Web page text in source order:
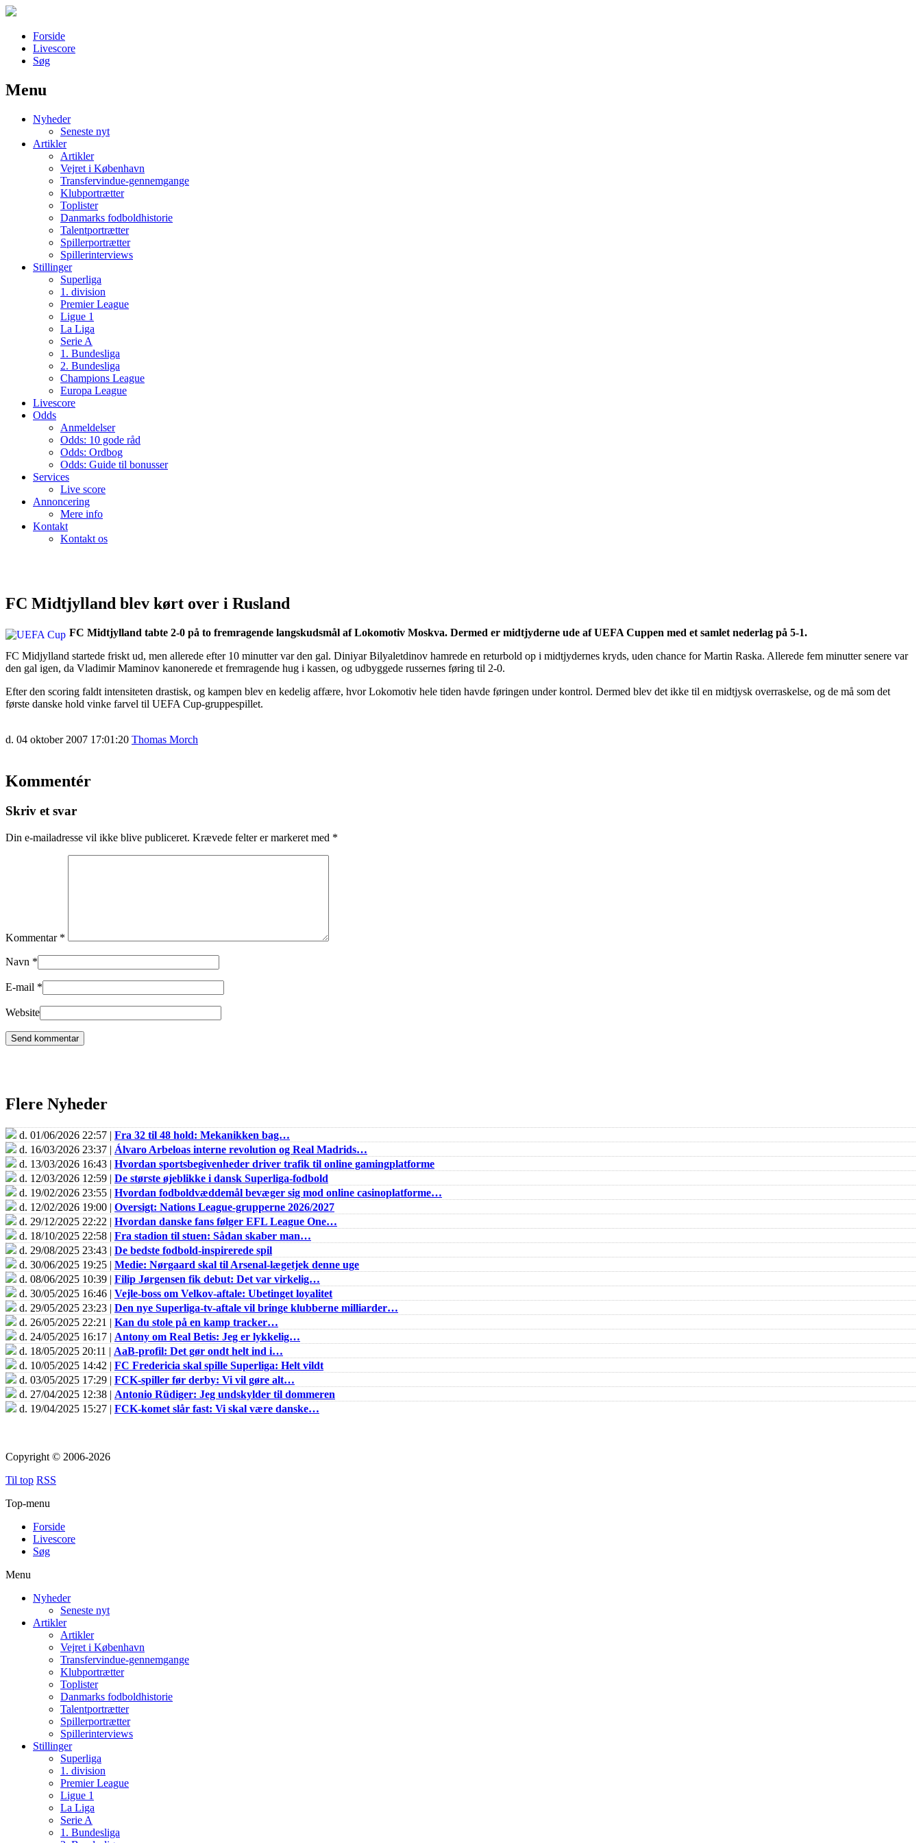
Forside
Livescore
Søg
Наши партнеры
лучшие займы
Menu
Nyheder
Seneste nyt
Artikler
Artikler
Vejret i København
Transfervindue-gennemgange
Klubportrætter
Toplister
Danmarks fodboldhistorie
Talentportrætter
Spillerportrætter
Spillerinterviews
Stillinger
Superliga
1. division
Premier League
Ligue 1
La Liga
Serie A
1. Bundesliga
2. Bundesliga
Champions League
Europa League
Livescore
Odds
Anmeldelser
Odds: 10 gode råd
Odds: Ordbog
Odds: Guide til bonusser
Services
Live score
Annoncering
Mere info
Kontakt
Kontakt os
FC Midtjylland blev kørt over i Rusland
FC Midtjylland tabte 2-0 på to fremragende langskudsmål af Lokomotiv Moskva. Dermed er midtjyderne ude af UEFA Cuppen med et samlet nederlag på 5-1.
FC Midjylland startede friskt ud, men allerede efter 10 minutter var den gal. Diniyar Bilyaletdinov hamrede en returbold op i midtjydernes kryds, uden chance for Martin Raska. Allerede fem minutter senere var
den gal igen, da Vladimir Maminov kanonerede et fremragende hug i kassen, og udbyggede russernes føring til 2-0.
Efter den scoring faldt intensiteten drastisk, og kampen blev en kedelig affære, hvor Lokomotiv hele tiden havde føringen under kontrol. Dermed blev det ikke til en midtjysk overraskelse, og de må som det
første danske hold vinke farvel til UEFA Cup-gruppespillet.
d. 04 oktober 2007 17:01:20 Thomas Morch
Kommentér
Skriv et svar
Din e-mailadresse vil ikke blive publiceret. Krævede felter er markeret med *
Kommentar *
Navn *
E-mail *
Website
Flere Nyheder
d. 01/06/2026 22:57 | Fra 32 til 48 hold: Mekanikken bag…
d. 16/03/2026 23:37 | Álvaro Arbeloas interne revolution og Real Madrids…
d. 13/03/2026 16:43 | Hvordan sportsbegivenheder driver trafik til online gamingplatforme
d. 12/03/2026 12:59 | De største øjeblikke i dansk Superliga-fodbold
d. 19/02/2026 23:55 | Hvordan fodboldvæddemål bevæger sig mod online casinoplatforme…
d. 12/02/2026 19:00 | Oversigt: Nations League-grupperne 2026/2027
d. 29/12/2025 22:22 | Hvordan danske fans følger EFL League One…
d. 18/10/2025 22:58 | Fra stadion til stuen: Sådan skaber man…
d. 29/08/2025 23:43 | De bedste fodbold-inspirerede spil
d. 30/06/2025 19:25 | Medie: Nørgaard skal til Arsenal-lægetjek denne uge
d. 08/06/2025 10:39 | Filip Jørgensen fik debut: Det var virkelig…
d. 30/05/2025 16:46 | Vejle-boss om Velkov-aftale: Ubetinget loyalitet
d. 29/05/2025 23:23 | Den nye Superliga-tv-aftale vil bringe klubberne milliarder…
d. 26/05/2025 22:21 | Kan du stole på en kamp tracker…
d. 24/05/2025 16:17 | Antony om Real Betis: Jeg er lykkelig…
d. 18/05/2025 20:11 | AaB-profil: Det gør ondt helt ind i…
d. 10/05/2025 14:42 | FC Fredericia skal spille Superliga: Helt vildt
d. 03/05/2025 17:29 | FCK-spiller før derby: Vi vil gøre alt…
d. 27/04/2025 12:38 | Antonio Rüdiger: Jeg undskylder til dommeren
d. 19/04/2025 15:27 | FCK-komet slår fast: Vi skal være danske…
Copyright © 2006-2026
Til top RSS
Top-menu
Forside
Livescore
Søg
Menu
Nyheder
Seneste nyt
Artikler
Artikler
Vejret i København
Transfervindue-gennemgange
Klubportrætter
Toplister
Danmarks fodboldhistorie
Talentportrætter
Spillerportrætter
Spillerinterviews
Stillinger
Superliga
1. division
Premier League
Ligue 1
La Liga
Serie A
1. Bundesliga